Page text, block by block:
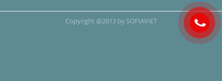
Copyright @2013 by SOFIAVIET